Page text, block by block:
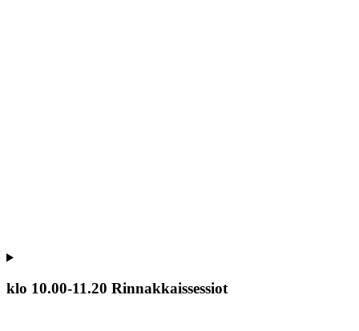
klo 10.00-11.20 Rinnakkaissessiot